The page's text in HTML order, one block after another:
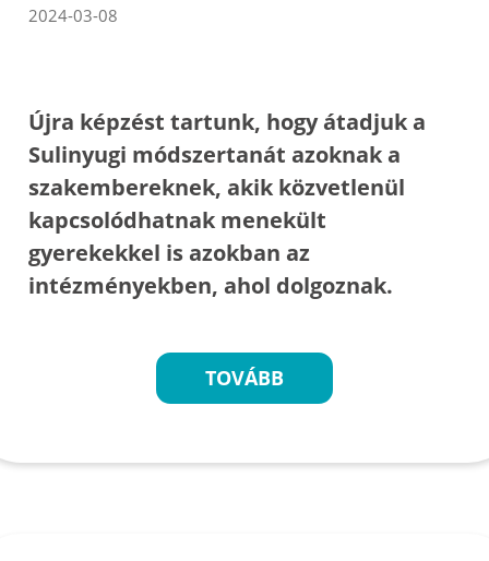
2024-03-08
Újra képzést tartunk, hogy átadjuk a
Sulinyugi módszertanát azoknak a
szakembereknek, akik közvetlenül
kapcsolódhatnak menekült
gyerekekkel is azokban az
intézményekben, ahol dolgoznak.
TOVÁBB